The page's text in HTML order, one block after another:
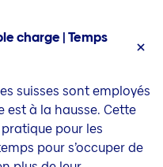
charge | Temps
suisses sont employés
à la hausse. Cette
pour les
pour s’occuper de